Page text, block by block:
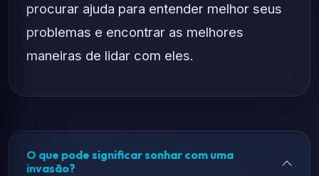
procurar ajuda para entender melhor seus
problemas e encontrar as melhores
maneiras de lidar com eles.
O que pode significar sonhar com uma
invasão?